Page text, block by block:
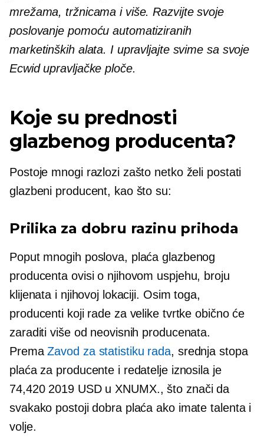
mrežama, tržnicama i više. Razvijte svoje
poslovanje pomoću automatiziranih
marketinških alata. I upravljajte svime sa svoje
Ecwid upravljačke ploče.
Koje su prednosti
glazbenog producenta?
Postoje mnogi razlozi zašto netko želi postati
glazbeni producent, kao što su:
Prilika za dobru razinu prihoda
Poput mnogih poslova, plaća glazbenog
producenta ovisi o njihovom uspjehu, broju
klijenata i njihovoj lokaciji. Osim toga,
producenti koji rade za velike tvrtke obično će
zaraditi više od neovisnih producenata.
PremaZavod za statistiku rada, srednja stopa
plaća za producente i redatelje iznosila je
74,420 2019 USD u XNUMX., što znači da
svakako postoji dobra plaća ako imate talenta i
volje.